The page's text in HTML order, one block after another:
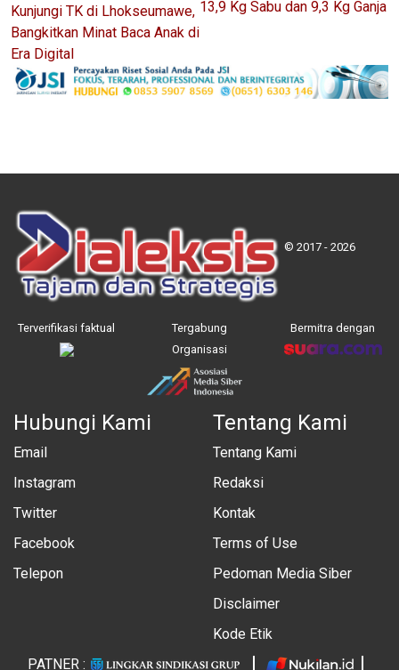
Kunjungi TK di Lhokseumawe,
Bangkitkan Minat Baca Anak di
Era Digital
13,9 Kg Sabu dan 9,3 Kg Ganja
© 2017 - 2026
Terverifikasi faktual
Tergabung
Organisasi
Bermitra dengan
Hubungi Kami
Email
Instagram
Twitter
Facebook
Telepon
Tentang Kami
Tentang Kami
Redaksi
Kontak
Terms of Use
Pedoman Media Siber
Disclaimer
Kode Etik
PATNER :